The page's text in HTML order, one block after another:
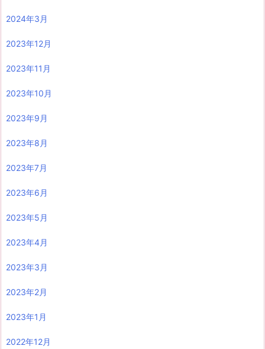
2024年3月
2023年12月
2023年11月
2023年10月
2023年9月
2023年8月
2023年7月
2023年6月
2023年5月
2023年4月
2023年3月
2023年2月
2023年1月
2022年12月